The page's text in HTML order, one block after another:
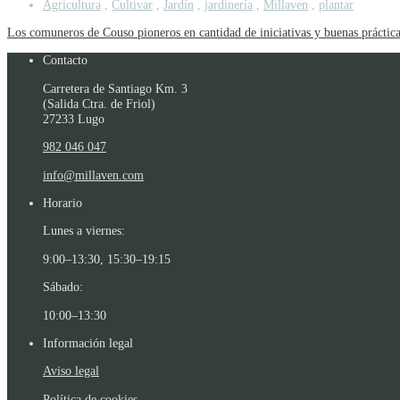
Agricultura
Cultivar Jardín jardinería Millaven
plantar
Los comuneros de Couso pioneros en cantidad de iniciativas y buenas
Contacto
Carretera de Santiago Km. 3
(Salida Ctra. de Friol)
27233 Lugo
982 046 047
info@millaven.com
Horario
Lunes a viernes:
9:00–13:30, 15:30–19:15
Sábado:
10:00–13:30
Información legal
Aviso legal